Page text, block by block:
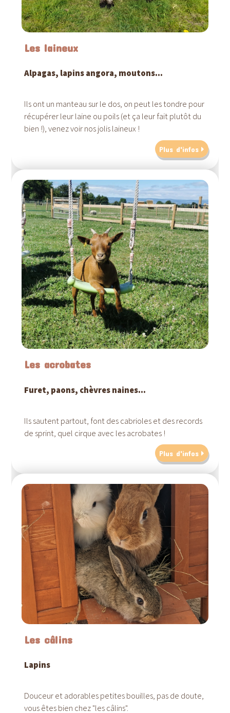
Les laineux
Alpagas, lapins angora, moutons...
Ils ont un manteau sur le dos, on peut les tondre pour
récupérer leur laine ou poils (et ça leur fait plutôt du
bien !), venez voir nos jolis laineux !
Plus d'infos
Les acrobates
Furet, paons, chèvres naines...
Ils sautent partout, font des cabrioles et des records
de sprint, quel cirque avec les acrobates !
Plus d'infos
Les câlins
Lapins
Douceur et adorables petites bouilles, pas de doute,
vous êtes bien chez "les câlins".